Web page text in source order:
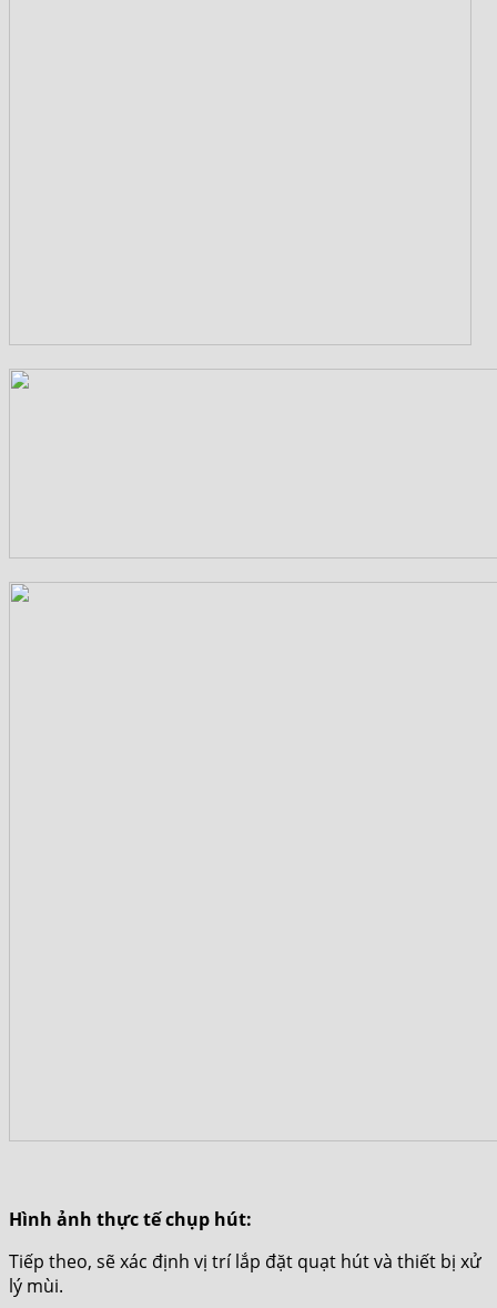
Hình ảnh thực tế chụp hút:
Tiếp theo, sẽ xác định vị trí lắp đặt quạt hút và thiết bị xử
lý mùi.